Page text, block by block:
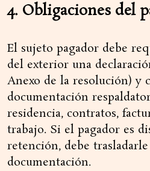
4. Obligaciones del
El sujeto pagador debe
del exterior una
Anexo de la resolución) y
documentación
residencia, contratos,
trabajo. Si el pagador es
retención, debe
documentación.